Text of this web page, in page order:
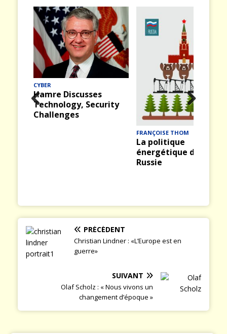
Midway (12) : La
bataille du 4 juin 1942
Prev
Nex
PRÉCÉDENT
Christian Lindner : «L’Europe est en
guerre»
SUIVANT
Olaf Scholz : « Nous vivons un
changement d’époque »